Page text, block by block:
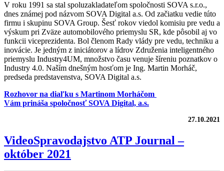
V roku 1991 sa stal spoluzakladateľom spoločnosti SOVA s.r.o.,
dnes známej pod názvom SOVA Digital a.s. Od začiatku vedie túto
firmu i skupinu SOVA Group. Šesť rokov viedol komisiu pre vedu a
výskum pri Zväze automobilového priemyslu SR, kde pôsobil aj vo
funkcii viceprezidenta. Bol členom Rady vlády pre vedu, techniku a
inovácie. Je jedným z iniciátorov a lídrov Združenia inteligentného
priemyslu Industry4UM, množstvo času venuje šíreniu poznatkov o
Industry 4.0. Naším dnešným hosťom je Ing. Martin Morháč,
predseda predstavenstva, SOVA Digital a.s.
Rozhovor na diaľku s Martinom Morháčom
Vám prináša spoločnosť SOVA Digital, a.s.
27.10.2021
VideoSpravodajstvo ATP Journal –
október 2021